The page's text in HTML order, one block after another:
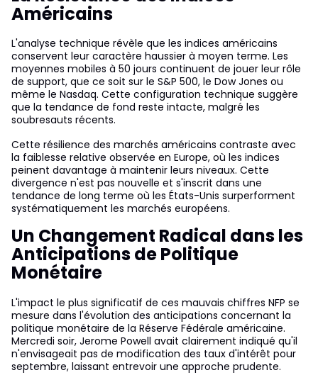
Américains
L'analyse technique révèle que les indices américains
conservent leur caractère haussier à moyen terme. Les
moyennes mobiles à 50 jours continuent de jouer leur rôle
de support, que ce soit sur le S&P 500, le Dow Jones ou
même le Nasdaq. Cette configuration technique suggère
que la tendance de fond reste intacte, malgré les
soubresauts récents.
Cette résilience des marchés américains contraste avec
la faiblesse relative observée en Europe, où les indices
peinent davantage à maintenir leurs niveaux. Cette
divergence n'est pas nouvelle et s'inscrit dans une
tendance de long terme où les États-Unis surperforment
systématiquement les marchés européens.
Un Changement Radical dans les
Anticipations de Politique
Monétaire
L'impact le plus significatif de ces mauvais chiffres NFP se
mesure dans l'évolution des anticipations concernant la
politique monétaire de la Réserve Fédérale américaine.
Mercredi soir, Jerome Powell avait clairement indiqué qu'il
n'envisageait pas de modification des taux d'intérêt pour
septembre, laissant entrevoir une approche prudente.